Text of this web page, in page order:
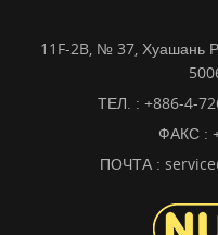
11F-2B, № 37, Хуашань
ТЕЛ. : +886-4-
ФАКС :
ПОЧТА :